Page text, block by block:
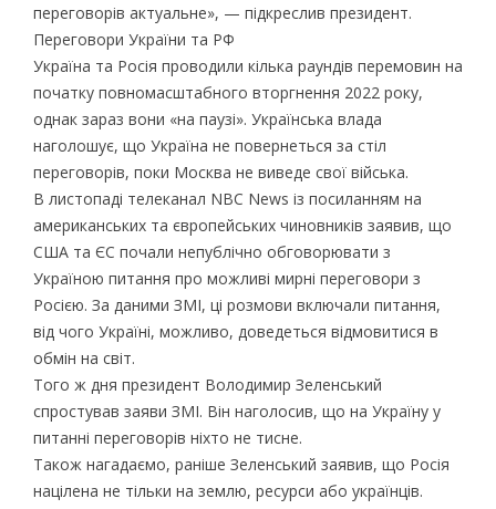
переговорів актуальне», — підкреслив президент.
Переговори України та РФ
Україна та Росія проводили кілька раундів перемовин на
початку повномасштабного вторгнення 2022 року,
однак зараз вони «на паузі». Українська влада
наголошує, що Україна не повернеться за стіл
переговорів, поки Москва не виведе свої війська.
В листопаді телеканал NBC News із посиланням на
американських та європейських чиновників заявив, що
США та ЄС почали непублічно обговорювати з
Україною питання про можливі мирні переговори з
Росією. За даними ЗМІ, ці розмови включали питання,
від чого Україні, можливо, доведеться відмовитися в
обмін на світ.
Того ж дня президент Володимир Зеленський
спростував заяви ЗМІ. Він наголосив, що на Україну у
питанні переговорів ніхто не тисне.
Також нагадаємо, раніше Зеленський заявив, що Росія
націлена не тільки на землю, ресурси або українців.